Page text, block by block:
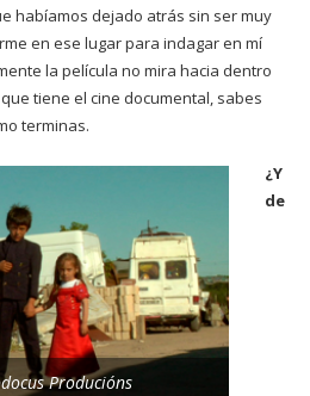
habíamos dejado atrás sin ser muy
en ese lugar para indagar en mí
la película no mira hacia dentro
tiene el cine documental, sabes
terminas.
Producións
¿Y
de